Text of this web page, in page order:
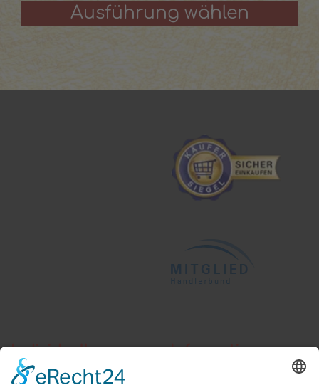
Ausführung wählen
Individuelle
Beratung
Informationen